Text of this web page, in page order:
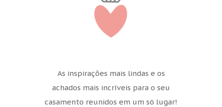
As inspirações mais lindas e os
achados mais incríveis para o seu
casamento reunidos em um só lugar!